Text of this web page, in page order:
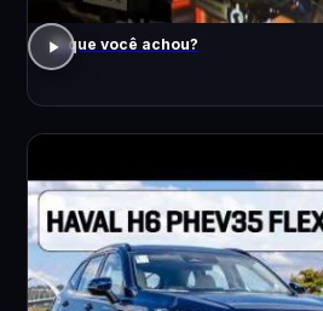
O que você achou?